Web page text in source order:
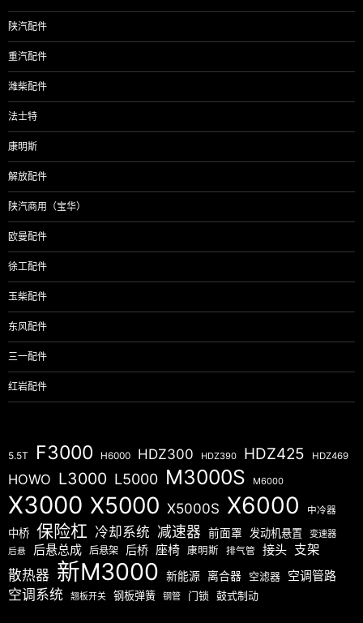
陕汽配件
重汽配件
潍柴配件
法士特
康明斯
解放配件
陕汽商用（宝华）
欧曼配件
徐工配件
玉柴配件
东风配件
三一配件
红岩配件
5.5T F3000 H6000 HDZ300 HDZ390 HDZ425 HDZ469
HOWO L3000 L5000 M3000S M6000
X3000 X5000 X5000S X6000 中冷器
中桥 保险杠 冷却系统 减速器 前面罩 发动机悬置 变速器
后悬 后悬总成 后悬架 后桥 座椅 康明斯 排气管 接头 支架
散热器 新M3000 新能源 离合器 空滤器 空调管路
空调系统 翘板开关 钢板弹簧 钢管 门锁 鼓式制动